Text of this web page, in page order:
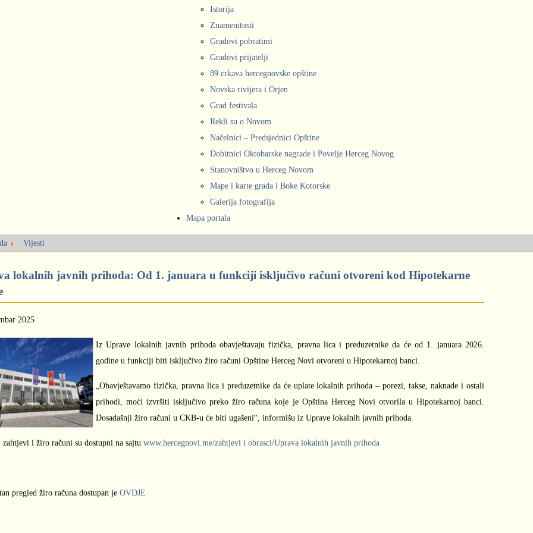
Istorija
Znamenitosti
Gradovi pobratimi
Gradovi prijatelji
89 crkava hercegnovske opštine
Novska rivijera i Orjen
Grad festivala
Rekli su o Novom
Načelnici – Predsjednici Opštine
Dobitnici Oktobarske nagrade i Povelje Herceg Novog
Stanovništvo u Herceg Novom
Mape i karte grada i Boke Kotorske
Galerija fotografija
Mapa portala
Vijesti
lokalnih javnih prihoda: Od 1. januara u funkciji isključivo računi otvoreni kod Hipotekarne
2025
Iz Uprave lokalnih javnih prihoda obavještavaju fizička, pravna lica i preduzetnike da će od 1. januara 2026.
godine u funkciji biti isključivo žiro računi Opštine Herceg Novi otvoreni u Hipotekarnoj banci.
„Obavještavamo fizička, pravna lica i preduzetnike da će uplate lokalnih prihoda – porezi, takse, naknade i ostali
prihodi, moći izvršiti isključivo preko žiro računa koje je Opština Herceg Novi otvorila u Hipotekarnoj banci.
Dosadašnji žiro računi u CKB-u će biti ugašeni“, informišu iz Uprave lokalnih javnih prihoda.
zahtjevi i žiro računi su dostupni na sajtu www.hercegnovi.me/zahtjevi i obrasci/Uprava lokalnih javnih prihoda
pregled žiro računa dostupan je OVDJE